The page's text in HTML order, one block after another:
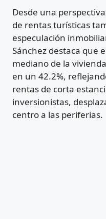
Desde una
de rentas turísticas
especulación
Sánchez destaca que
mediano de la
en un 42.2%,
rentas de corta
inversionistas,
centro a las periferias.